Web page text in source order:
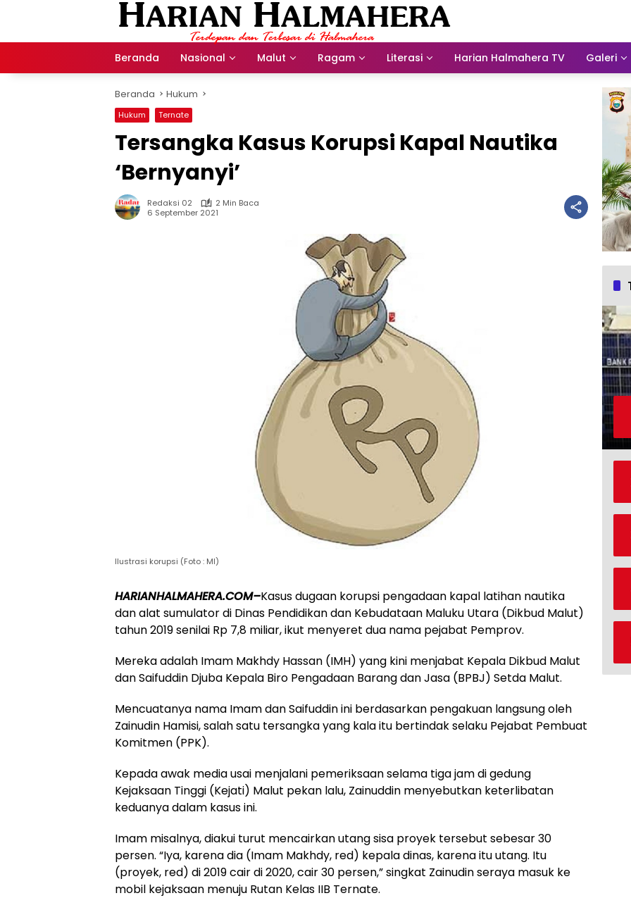
Beranda Nasional Malut Ragam Literasi Harian Halmahera TV Galeri
Beranda Hukum
Hukum Ternate
Tersangka Kasus Korupsi Kapal Nautika
‘Bernyanyi’
Redaksi 02
2 Min Baca
6 September 2021
Ilustrasi korupsi (Foto : MI)
HARIANHALMAHERA.COM–Kasus dugaan korupsi pengadaan kapal latihan nautika
dan alat sumulator di Dinas Pendidikan dan Kebudataan Maluku Utara (Dikbud Malut)
tahun 2019 senilai Rp 7,8 miliar, ikut menyeret dua nama pejabat Pemprov.
Mereka adalah Imam Makhdy Hassan (IMH) yang kini menjabat Kepala Dikbud Malut
dan Saifuddin Djuba Kepala Biro Pengadaan Barang dan Jasa (BPBJ) Setda Malut.
Mencuatanya nama Imam dan Saifuddin ini berdasarkan pengakuan langsung oleh
Zainudin Hamisi, salah satu tersangka yang kala itu bertindak selaku Pejabat Pembuat
Komitmen (PPK).
Kepada awak media usai menjalani pemeriksaan selama tiga jam di gedung
Kejaksaan Tinggi (Kejati) Malut pekan lalu, Zainuddin menyebutkan keterlibatan
keduanya dalam kasus ini.
Imam misalnya, diakui turut mencairkan utang sisa proyek tersebut sebesar 30
persen. “Iya, karena dia (Imam Makhdy, red) kepala dinas, karena itu utang. Itu
(proyek, red) di 2019 cair di 2020, cair 30 persen,” singkat Zainudin seraya masuk ke
mobil kejaksaan menuju Rutan Kelas IIB Ternate.